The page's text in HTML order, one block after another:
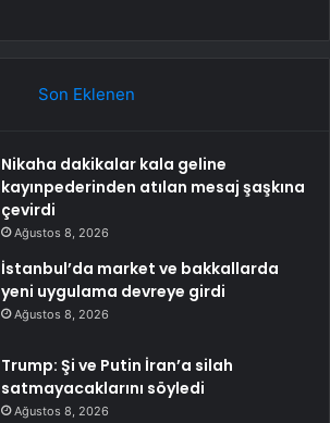
Son Eklenen
Nikaha dakikalar kala geline
kayınpederinden atılan mesaj şaşkına
çevirdi
Ağustos 8, 2026
İstanbul’da market ve bakkallarda
yeni uygulama devreye girdi
Ağustos 8, 2026
Trump: Şi ve Putin İran’a silah
satmayacaklarını söyledi
Ağustos 8, 2026